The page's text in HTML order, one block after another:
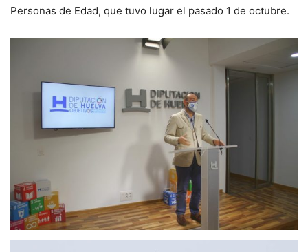
Personas de Edad, que tuvo lugar el pasado 1 de octubre.